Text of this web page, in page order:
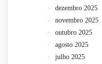
dezembro 2025
novembro 2025
outubro 2025
agosto 2025
julho 2025